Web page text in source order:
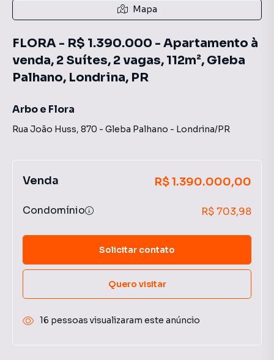
Mapa
FLORA - R$ 1.390.000 - Apartamento à
venda, 2 Suítes, 2 vagas, 112m², Gleba
Palhano, Londrina, PR
Arbo e Flora
Rua João Huss, 870 - Gleba Palhano - Londrina/PR
Venda R$ 1.390.000,00
Condomínio R$ 703,98
Solicitar contato
Quero visitar
16 pessoas visualizaram este anúncio